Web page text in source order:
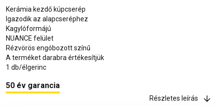
Kerámia kezdő kúpcserép
Igazodik az alapcseréphez
Kagylóformájú
NUANCE felület
Rézvörös engóbozott színű
A terméket darabra értékesítjük
1 db/élgerinc
50 év garancia
Részletes leírás